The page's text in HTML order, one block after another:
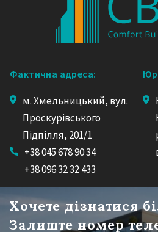
Фактична адреса:
м. Хмельницький, вул.
Проскурівського
Підпілля, 201/1
+38 045 678 90 34
+38 096 32 32 433
Хочете дізнатися
Залиште номер